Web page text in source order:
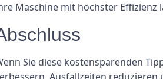
Maschine mit höchster Effizienz
Sie diese kostensparenden